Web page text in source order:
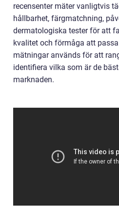
recensenter mäter vanligtvis
hållbarhet, färgmatchning,
dermatologiska tester för att
kvalitet och förmåga att
mätningar används för att
identifiera vilka som är de
marknaden.